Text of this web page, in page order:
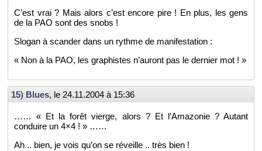
C’est vrai ? Mais alors c’est en­core pire ! En plus, les gens
de la PAO sont des snobs !
Slo­gan à scan­der dans un rythme de ma­ni­fes­ta­tion :
« Non à la PAO, les gra­phistes n’au­ront pas le der­nier mot ! »
15) Blues, le 24.11.2004 à 15:36
…… « Et la forêt vierge, alors ? Et l’Ama­zo­nie ? Au­tant
conduire un 4×4 ! » ……
Ah .. bien, je vois qu’on se ré­veille .. très bien !